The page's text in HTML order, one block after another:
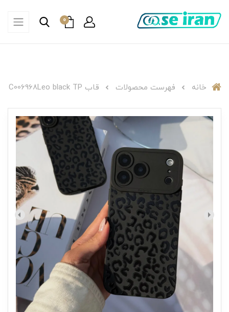
0
خانه فهرست محصولات قاب C006968Leo black TP